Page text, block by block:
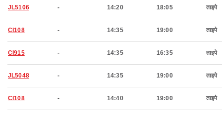
JL5106 - 14:20 18:05 ताइपे
CI108 - 14:35 19:00 ताइपे
CI915 - 14:35 16:35 ताइपे
JL5048 - 14:35 19:00 ताइपे
CI108 - 14:40 19:00 ताइपे